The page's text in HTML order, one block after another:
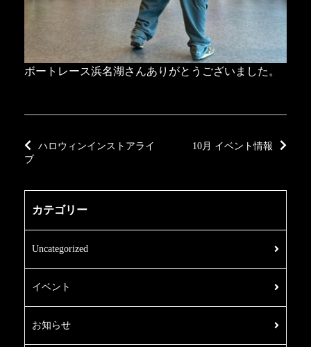
ボートレース浜名湖さんありがとうございました。
ハロウィンインストアライ
ブ
10月 イベント情報
カテゴリー
Uncategorized
イベント
お知らせ